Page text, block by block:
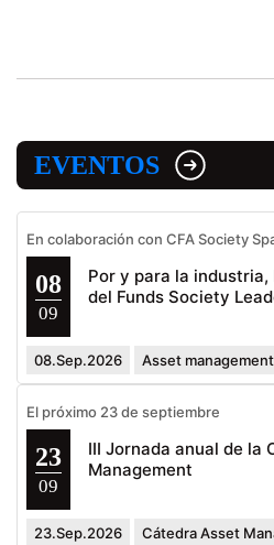
EVENTOS
En colaboración con CFA Society
08
09
Por y para la
del Funds Society
08.Sep.2026 Asset management
El próximo 23 de septiembre
23
09
III Jornada anual de la
Management
23.Sep.2026
Cátedra Asset